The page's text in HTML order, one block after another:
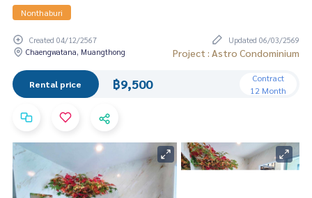
Nonthaburi
Created 04/12/2567
Updated 06/03/2569
Chaengwatana, Muangthong
Project : Astro Condominium
Rental price ฿9,500
Contract
12 Month